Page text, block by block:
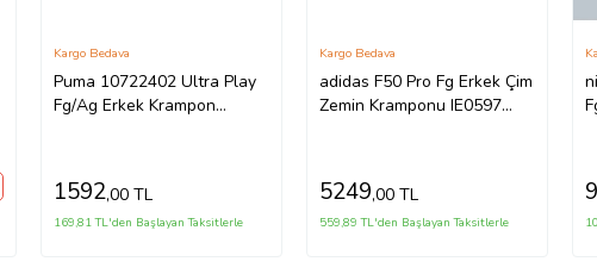
Puma 10722402 Ultra Play
Fg/Ag Erkek Krampon
Kargo Bedava
1592,00 TL
169,81 TL'den Başlayan Taksitlerle
adidas F50 Pro Fg Erkek Çim
Zemin Kramponu IE0597
Kargo Bedava
5249,00 TL
559,89 TL'den Başlayan Taksitlerle